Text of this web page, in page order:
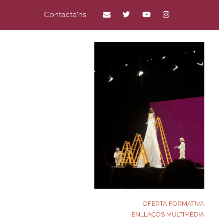
Contacta'ns
OFERTA FORMATIVA
ENLLAÇOS MULTIMÈDIA